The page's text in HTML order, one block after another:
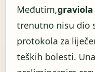
Međutim,graviola
trenutno nisu dio
protokola za
teških bolesti.